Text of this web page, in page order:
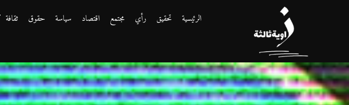
الرئيسية تحقيق رأي مجتمع اقتصاد سياسة حقوق
ثقافة